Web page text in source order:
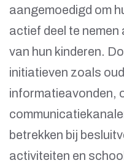
aangemoedigd om
actief deel te
van hun kinderen.
initiatieven zoals
informatieavonden,
betrekken bij
activiteiten en